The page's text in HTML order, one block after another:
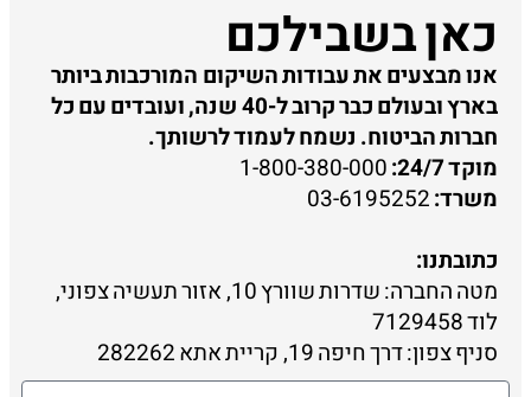
כאן בשבילכם
אנו מבצעים את עבודות השיקום המורכבות ביותר
בארץ ובעולם כבר קרוב ל-40 שנה, ועובדים עם כל
חברות הביטוח. נשמח לעמוד לרשותך.
מוקד 24/7:
1-800-380-000
משרד:03-6195252
כתובתנו:
מטה החברה: שדרות שוורץ 10, אזור תעשיה צפוני,
לוד 7129458
סניף צפון: דרך חיפה 19, קריית אתא 282262